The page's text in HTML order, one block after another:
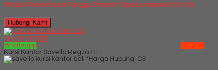
Produk Terkait Kursi Tunggu Stramm Type Liverpool III CA Chr
Hubungi Kami
QUICK ORDER
Whatsapp
via SMS
Kursi Kantor Savello Regza HT1
*Harga Hubungi CS